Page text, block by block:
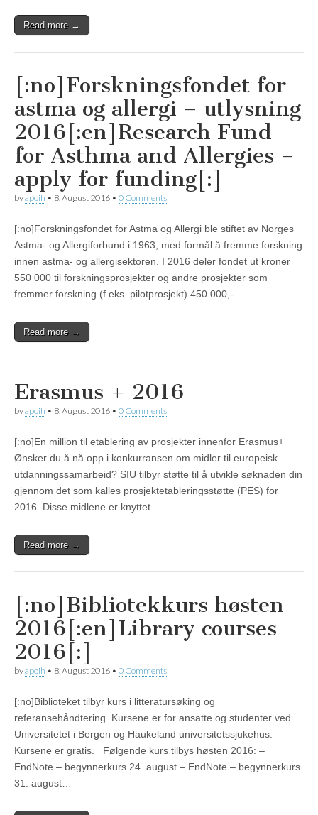
Read more →
[:no]Forskningsfondet for
astma og allergi – utlysning
2016[:en]Research Fund
for Asthma and Allergies –
apply for funding[:]
byapoih • 8. August 2016 • 0 Comments
[:no]Forskningsfondet for Astma og Allergi ble stiftet av Norges
Astma- og Allergiforbund i 1963, med formål å fremme forskning
innen astma- og allergisektoren. I 2016 deler fondet ut kroner
550 000 til forskningsprosjekter og andre prosjekter som
fremmer forskning (f.eks. pilotprosjekt) 450 000,-…
Read more →
Erasmus + 2016
byapoih • 8. August 2016 • 0 Comments
[:no]En million til etablering av prosjekter innenfor Erasmus+
Ønsker du å nå opp i konkurransen om midler til europeisk
utdanningssamarbeid? SIU tilbyr støtte til å utvikle søknaden din
gjennom det som kalles prosjektetableringsstøtte (PES) for
2016. Disse midlene er knyttet…
Read more →
[:no]Bibliotekkurs høsten
2016[:en]Library courses
2016[:]
byapoih • 8. August 2016 • 0 Comments
[:no]Biblioteket tilbyr kurs i litteratursøking og
referansehåndtering. Kursene er for ansatte og studenter ved
Universitetet i Bergen og Haukeland universitetssjukehus.
Kursene er gratis. Følgende kurs tilbys høsten 2016: –
EndNote – begynnerkurs 24. august – EndNote – begynnerkurs
31. august…